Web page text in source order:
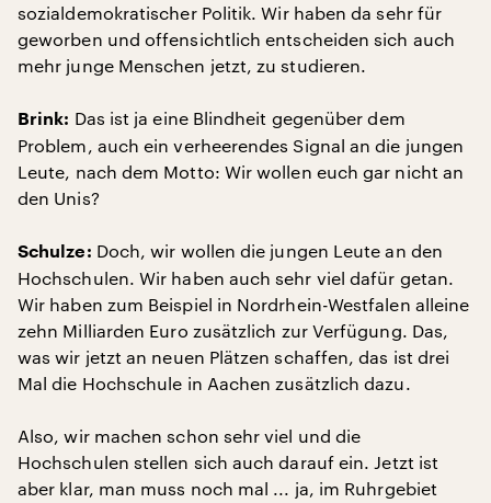
sozialdemokratischer Politik. Wir haben da sehr für
geworben und offensichtlich entscheiden sich auch
mehr junge Menschen jetzt, zu studieren.
Brink: Das ist ja eine Blindheit gegenüber dem
Problem, auch ein verheerendes Signal an die jungen
Leute, nach dem Motto: Wir wollen euch gar nicht an
den Unis?
Schulze: Doch, wir wollen die jungen Leute an den
Hochschulen. Wir haben auch sehr viel dafür getan.
Wir haben zum Beispiel in Nordrhein-Westfalen alleine
zehn Milliarden Euro zusätzlich zur Verfügung. Das,
was wir jetzt an neuen Plätzen schaffen, das ist drei
Mal die Hochschule in Aachen zusätzlich dazu.
Also, wir machen schon sehr viel und die
Hochschulen stellen sich auch darauf ein. Jetzt ist
aber klar, man muss noch mal ... ja, im Ruhrgebiet